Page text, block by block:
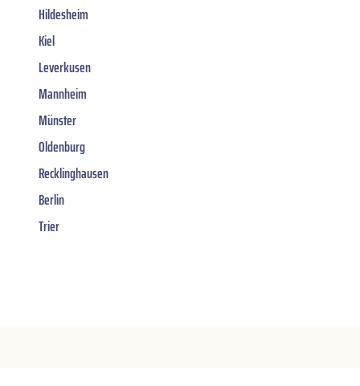
Hildesheim
Kiel
Leverkusen
Mannheim
Münster
Oldenburg
Recklinghausen
Berlin
Trier